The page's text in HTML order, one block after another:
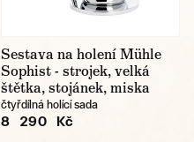
Sestava na holení Mühle
Sophist - strojek, velká
štětka, stojánek, miska
čtyřdílná holící sada
8 290 Kč